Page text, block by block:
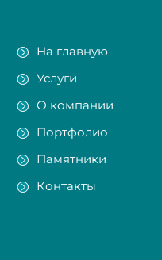
На главную
Услуги
О компании
Портфолио
Памятники
Контакты